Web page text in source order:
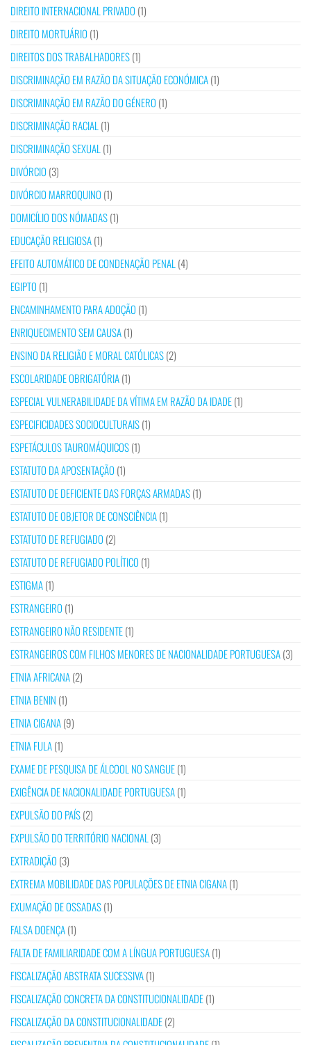
DIREITO INTERNACIONAL PRIVADO (1)
DIREITO MORTUÁRIO (1)
DIREITOS DOS TRABALHADORES(1)
DISCRIMINAÇÃO EM RAZÃO DA SITUAÇÃO ECONÓMICA(1)
DISCRIMINAÇÃO EM RAZÃO DO GÉNERO (1)
DISCRIMINAÇÃO RACIAL(1)
DISCRIMINAÇÃO SEXUAL(1)
DIVÓRCIO (3)
DIVÓRCIO MARROQUINO (1)
DOMICÍLIO DOS NÓMADAS(1)
EDUCAÇÃO RELIGIOSA(1)
EFEITO AUTOMÁTICO DE CONDENAÇÃO PENAL(4)
EGIPTO (1)
ENCAMINHAMENTO PARA ADOÇÃO (1)
ENRIQUECIMENTO SEM CAUSA(1)
ENSINO DA RELIGIÃO E MORAL CATÓLICAS(2)
ESCOLARIDADE OBRIGATÓRIA(1)
ESPECIAL VULNERABILIDADE DA VÍTIMA EM RAZÃO DA IDADE(1)
ESPECIFICIDADES SOCIOCULTURAIS(1)
ESPETÁCULOS TAUROMÁQUICOS(1)
ESTATUTO DA APOSENTAÇÃO (1)
ESTATUTO DE DEFICIENTE DAS FORÇAS ARMADAS(1)
ESTATUTO DE OBJETOR DE CONSCIÊNCIA(1)
ESTATUTO DE REFUGIADO (2)
ESTATUTO DE REFUGIADO POLÍTICO (1)
ESTIGMA(1)
ESTRANGEIRO (1)
ESTRANGEIRO NÃO RESIDENTE(1)
ESTRANGEIROS COM FILHOS MENORES DE NACIONALIDADE PORTUGUESA(3)
ETNIA AFRICANA(2)
ETNIA BENIN (1)
ETNIA CIGANA(9)
ETNIA FULA(1)
EXAME DE PESQUISA DE ÁLCOOL NO SANGUE(1)
EXIGÊNCIA DE NACIONALIDADE PORTUGUESA(1)
EXPULSÃO DO PAÍS(2)
EXPULSÃO DO TERRITÓRIO NACIONAL(3)
EXTRADIÇÃO (3)
EXTREMA MOBILIDADE DAS POPULAÇÕES DE ETNIA CIGANA(1)
EXUMAÇÃO DE OSSADAS(1)
FALSA DOENÇA(1)
FALTA DE FAMILIARIDADE COM A LÍNGUA PORTUGUESA(1)
FISCALIZAÇÃO ABSTRATA SUCESSIVA(1)
FISCALIZAÇÃO CONCRETA DA CONSTITUCIONALIDADE(1)
FISCALIZAÇÃO DA CONSTITUCIONALIDADE(2)